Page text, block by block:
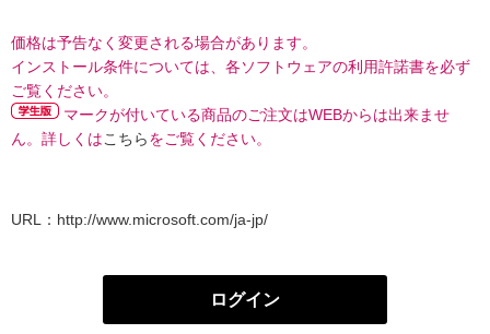
価格は予告なく変更される場合があります。
インストール条件については、各ソフトウェアの利用許諾書を必ず
ご覧ください。
マークが付いている商品のご注文はWEBからは出来ませ
ん。詳しくはこちらをご覧ください。
URL： http://www.microsoft.com/ja-jp/
ログイン